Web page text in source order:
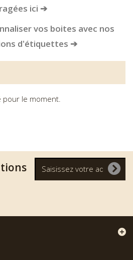
ici ➔
vos boites avec nos
d'étiquettes ➔
pour le moment.